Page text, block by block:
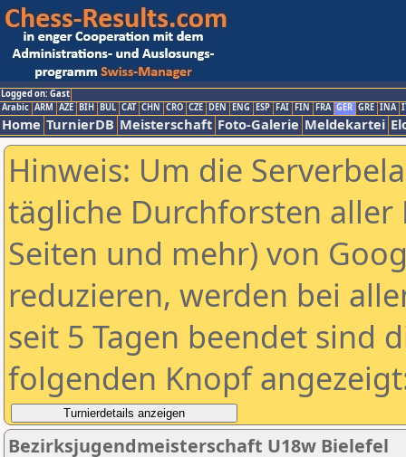
Logged on: Gast
Arabic ARM AZE BIH BUL CAT CHN CRO CZE DEN ENG ESP FAI FIN FRA GER GRE INA
Home TurnierDB Meisterschaft Foto-Galerie Meldekartei
Hinweis: Um die
tägliche Durchforsten aller
Seiten und mehr) von
reduzieren, werden bei
seit 5 Tagen beendet sind
folgenden Knopf
Bezirksjugendmeisterschaft U18w Bielefel